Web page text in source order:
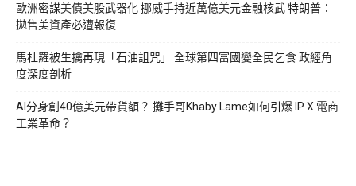
歐洲密謀美債美股武器化 挪威手持近萬億美元金融核武 特朗普：
拋售美資產必遭報復
馬杜羅被生擒再現「石油詛咒」 全球第四富國變全民乞食 政經角
度深度剖析
AI分身創40億美元帶貨額？ 攤手哥Khaby Lame如何引爆 IP X 電商
工業革命？